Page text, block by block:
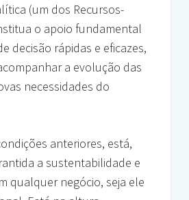
(um dos Recursos-
o apoio fundamental
decisão rápidas e eficazes,
a evolução das
necessidades do
anteriores, está,
a sustentabilidade e
qualquer negócio, seja ele